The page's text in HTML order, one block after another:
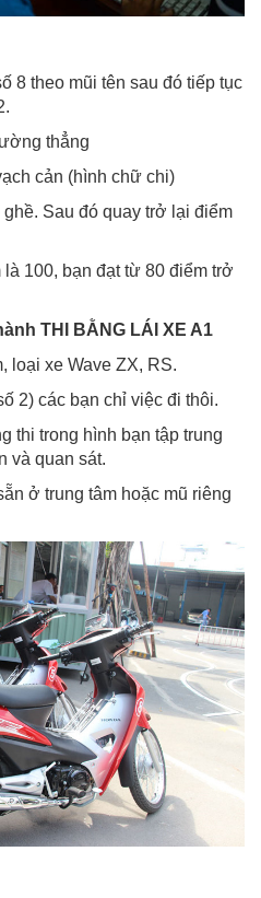
8 theo mũi tên sau đó tiếp tục
thẳng
cản (hình chữ chi)
Sau đó quay trở lại điểm
100, bạn đạt từ 80 điểm trở
THI BẰNG LÁI XE A1
loại xe Wave ZX, RS.
2) các bạn chỉ việc đi thôi.
thi trong hình bạn tập trung
và quan sát.
ở trung tâm hoặc mũ riêng